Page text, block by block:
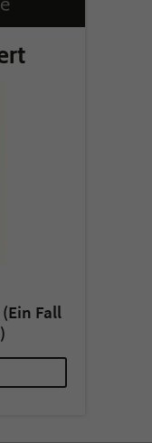
Fall